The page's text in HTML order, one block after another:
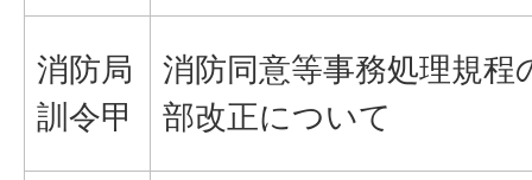
消防局
訓令甲
消防同意等事務処理規程
部改正について